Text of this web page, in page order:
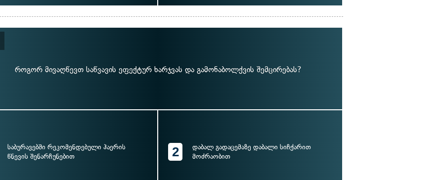
როგორ მივაღწევთ საწვავის ეფექტურ ხარჯვას და გამონაბოლქვის შემცირებას?
საბურავებში რეკომენდებული ჰაერის
წნევის შენარჩუნებით
2
დაბალ გადაცემაზე დაბალი სიჩქარით
მოძრაობით